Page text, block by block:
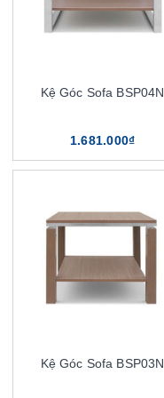
Kệ Góc Sofa BSP04N
1.681.000₫
Kệ Góc Sofa BSP03N